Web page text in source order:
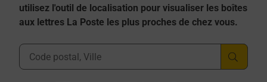
utilisez l'outil de localisation pour visualiser les boîtes
aux lettres La Poste les plus proches de chez vous.
Ville, Département, Code Postal